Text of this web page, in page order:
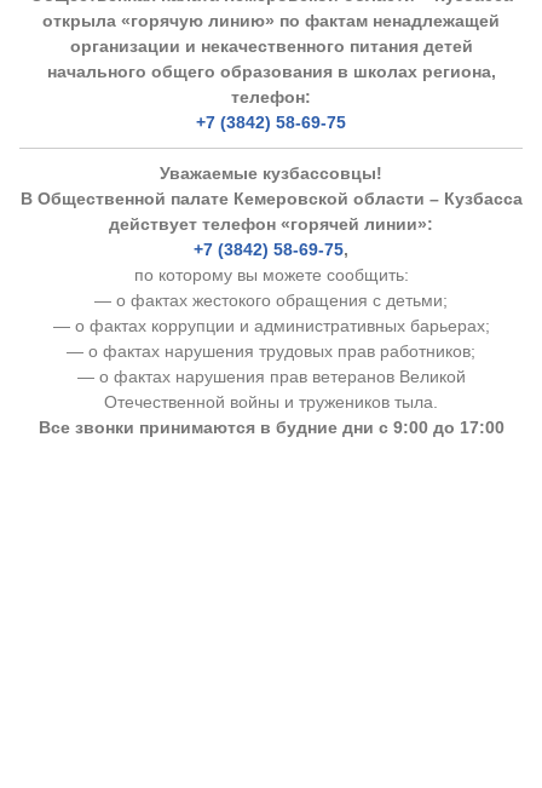
открыла «горячую линию» по фактам ненадлежащей
организации и некачественного питания детей
начального общего образования в школах региона,
телефон:
+7 (3842) 58-69-75
Уважаемые кузбассовцы!
В Общественной палате Кемеровской области – Кузбасса
действует телефон «горячей линии»:
+7 (3842) 58-69-75,
по которому вы можете сообщить:
— о фактах жестокого обращения с детьми;
— о фактах коррупции и административных барьерах;
— о фактах нарушения трудовых прав работников;
— о фактах нарушения прав ветеранов Великой
Отечественной войны и тружеников тыла.
Все звонки принимаются в будние дни с 9:00 до 17:00